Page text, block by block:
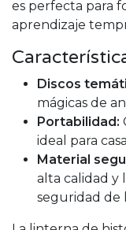
es perfecta para
aprendizaje
Discos
mágicas de
Portabilidad:
ideal para
Material
alta calidad y
seguridad de